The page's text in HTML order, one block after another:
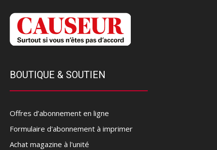
BOUTIQUE & SOUTIEN
Offres d’abonnement en ligne
Formulaire d'abonnement à imprimer
Achat magazine à l'unité